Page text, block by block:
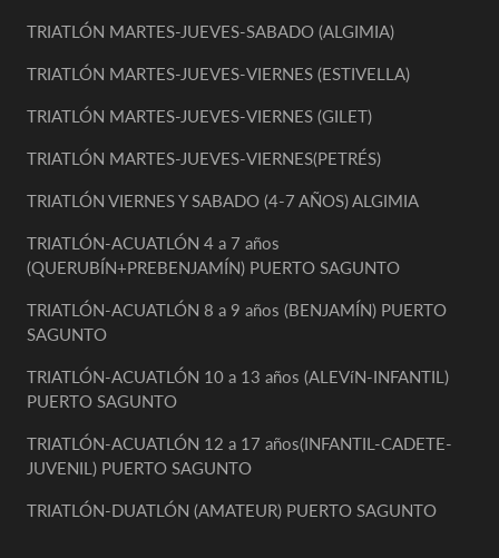
TRIATLÓN MARTES-JUEVES-SABADO (ALGIMIA)
TRIATLÓN MARTES-JUEVES-VIERNES (ESTIVELLA)
TRIATLÓN MARTES-JUEVES-VIERNES (GILET)
TRIATLÓN MARTES-JUEVES-VIERNES(PETRÉS)
TRIATLÓN VIERNES Y SABADO (4-7 AÑOS) ALGIMIA
TRIATLÓN-ACUATLÓN 4 a 7 años
(QUERUBÍN+PREBENJAMÍN) PUERTO SAGUNTO
TRIATLÓN-ACUATLÓN 8 a 9 años (BENJAMÍN) PUERTO
SAGUNTO
TRIATLÓN-ACUATLÓN 10 a 13 años (ALEVíN-INFANTIL)
PUERTO SAGUNTO
TRIATLÓN-ACUATLÓN 12 a 17 años(INFANTIL-CADETE-
JUVENIL) PUERTO SAGUNTO
TRIATLÓN-DUATLÓN (AMATEUR) PUERTO SAGUNTO